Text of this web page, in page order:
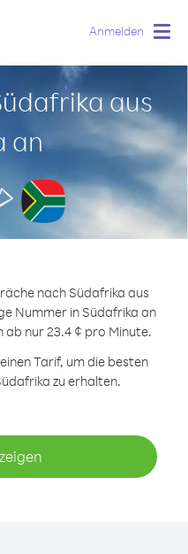
Anmelden
aus
an
nach Südafrika aus
Nummer in Südafrika an
ab nur 23.4 ¢ pro Minute.
Tarif, um die besten
zu erhalten.